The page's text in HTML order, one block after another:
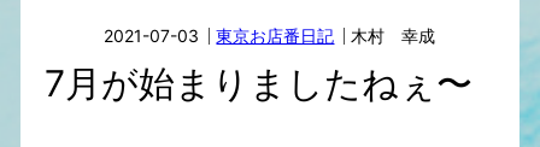
2021-07-03 東京お店番日記 木村 幸成
7月が始まりましたねぇ〜